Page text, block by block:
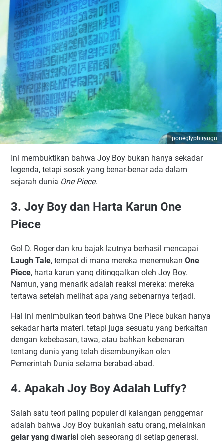
poneglyph ryugu
Ini membuktikan bahwa Joy Boy bukan hanya sekadar
legenda, tetapi sosok yang benar-benar ada dalam
sejarah dunia One Piece.
3. Joy Boy dan Harta Karun One
Piece
Gol D. Roger dan kru bajak lautnya berhasil mencapai
Laugh Tale, tempat di mana mereka menemukan One
Piece, harta karun yang ditinggalkan oleh Joy Boy.
Namun, yang menarik adalah reaksi mereka: mereka
tertawa setelah melihat apa yang sebenarnya terjadi.
Hal ini menimbulkan teori bahwa One Piece bukan hanya
sekadar harta materi, tetapi juga sesuatu yang berkaitan
dengan kebebasan, tawa, atau bahkan kebenaran
tentang dunia yang telah disembunyikan oleh
Pemerintah Dunia selama berabad-abad.
4. Apakah Joy Boy Adalah Luffy?
Salah satu teori paling populer di kalangan penggemar
adalah bahwa Joy Boy bukanlah satu orang, melainkan
gelar yang diwarisi oleh seseorang di setiap generasi.